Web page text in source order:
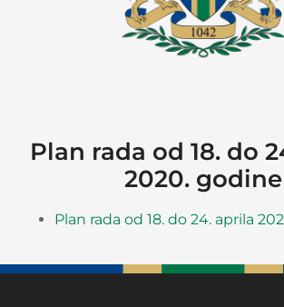
Plan rada od 18. do
2020. godine
Plan rada od 18. do 24. aprila